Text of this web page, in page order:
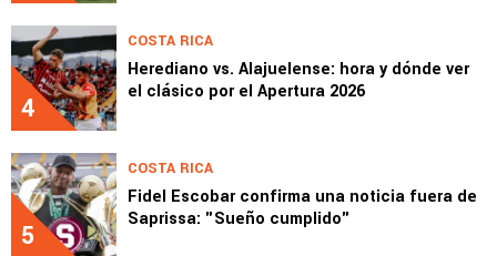
4
COSTA RICA
Herediano vs. Alajuelense: hora y dónde ver
el clásico por el Apertura 2026
5
COSTA RICA
Fidel Escobar confirma una noticia fuera de
Saprissa: "Sueño cumplido"